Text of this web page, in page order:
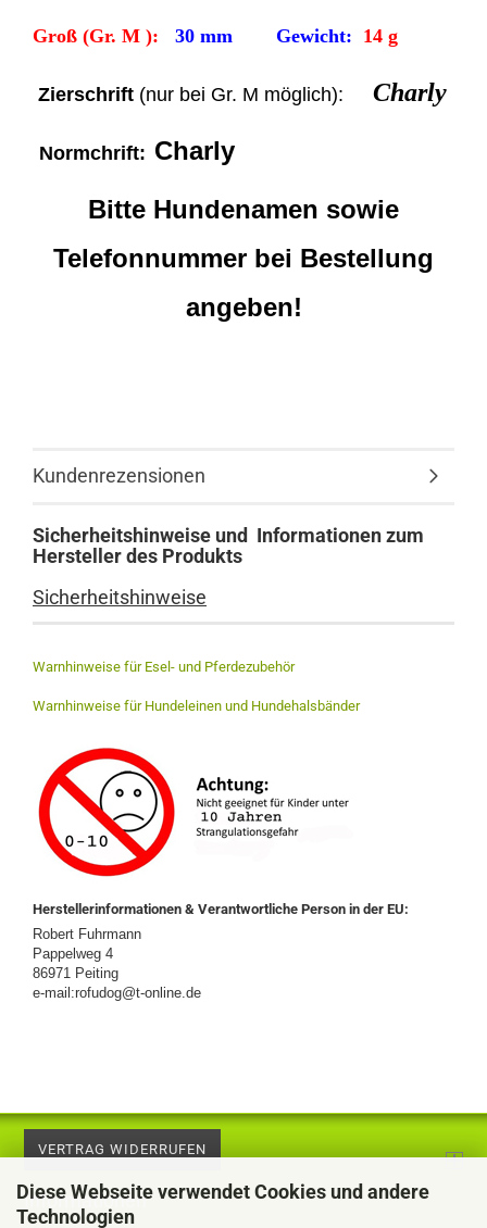
Diese Webseite verwendet Cookies und andere
Technologien
Groß (Gr. M ): 30 mm Gewicht: 14 g
Zierschrift (nur bei Gr. M möglich): Charly
Normchrift: Charly
Bitte Hundenamen sowie
Telefonnummer bei Bestellung
angeben!
Kundenrezensionen
Sicherheitshinweise und Informationen zum
Hersteller des Produkts
Sicherheitshinweise
Warnhinweise für Esel- und Pferdezubehör
Warnhinweise für Hundeleinen und Hundehalsbänder
Herstellerinformationen & Verantwortliche Person in der EU:
Robert Fuhrmann
Pappelweg 4
86971 Peiting
e-mail:rofudog@t-online.de
VERTRAG WIDERRUFEN
Informationen